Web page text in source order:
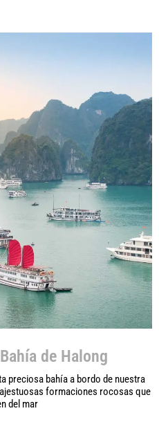
de Halong
preciosa bahía a bordo de nuestra
formaciones rocosas que
del mar